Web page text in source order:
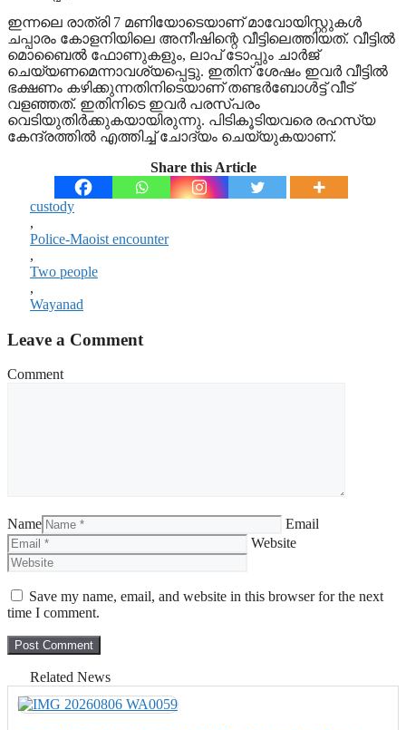
ഇന്നലെ രാത്രി 7 മണിയോടെയാണ് മാവോയിസ്റ്റുകള്‍
ചപ്പാരം കോളനിയിലെ അനീഷിന്റെ വീട്ടിലെത്തിയത്. വീട്ടില്‍
മൊബൈല്‍ ഫോണുകളും, ലാപ് ടോപ്പും ചാര്‍ജ്
ചെയ്യണമെന്നാവശ്യപ്പെട്ടു. ഇതിന് ശേഷം ഇവർ വീട്ടില്‍
ഭക്ഷണം കഴിക്കുന്നതിനിടെയാണ് തണ്ടര്‍ബോള്‍ട്ട് വീട്
വളഞ്ഞത്. ഇതിനിടെ ഇവർ പരസ്പരം
വെടിയുതിര്‍ക്കുകയായിരുന്നു. പിടികൂടിയവരെ രഹസ്യ
കേന്ദ്രത്തില്‍ എത്തിച്ച് ചോദ്യം ചെയ്യുകയാണ്.
Share this Article
custody
,
Police-Maoist encounter
,
Two people
,
Wayanad
Leave a Comment
Comment
Name
Email
Website
Save my name, email, and website in this browser for the next
time I comment.
Related News